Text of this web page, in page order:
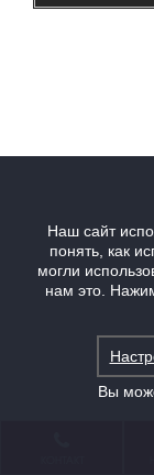
Наш сайт
понять, как
могли
нам это.
Вы